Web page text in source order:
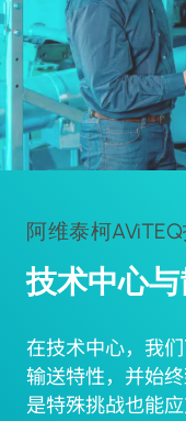
阿维泰柯
技术中心